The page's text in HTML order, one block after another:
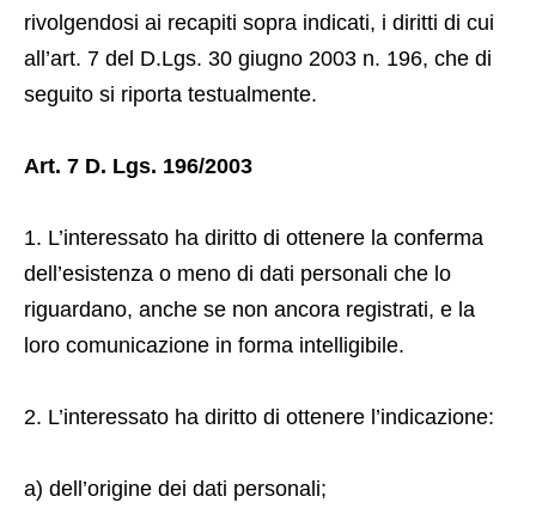
rivolgendosi ai recapiti sopra indicati, i diritti di cui
all’art. 7 del D.Lgs. 30 giugno 2003 n. 196, che di
seguito si riporta testualmente.
Art. 7 D. Lgs. 196/2003
1. L’interessato ha diritto di ottenere la conferma
dell’esistenza o meno di dati personali che lo
riguardano, anche se non ancora registrati, e la
loro comunicazione in forma intelligibile.
2. L’interessato ha diritto di ottenere l’indicazione:
a) dell’origine dei dati personali;